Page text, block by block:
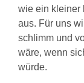
wie ein kleiner
aus. Für uns
schlimm und
wäre, wenn
würde.